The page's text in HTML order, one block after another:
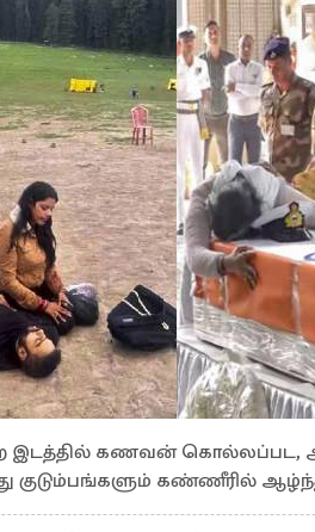
இடத்தில் கணவன் கொல்லப்பட,
குடும்பங்களும் கண்ணீரில்